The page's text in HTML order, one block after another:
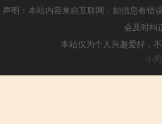
声明：本站内容来自互联网，如信息有错
会及时纠
本站仅为个人兴趣爱好，
小